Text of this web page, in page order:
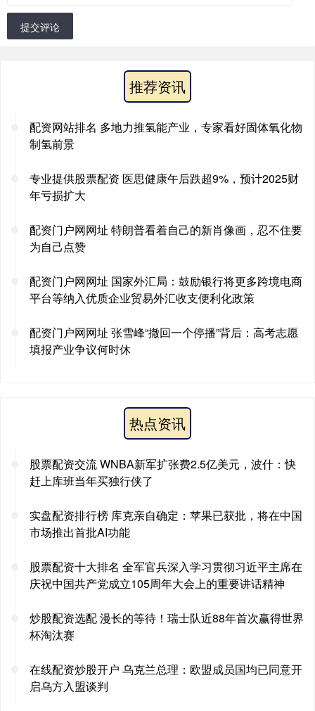
提交评论
推荐资讯
配资网站排名 多地力推氢能产业，专家看好固体氧化物
制氢前景
专业提供股票配资 医思健康午后跌超9%，预计2025财
年亏损扩大
配资门户网网址 特朗普看着自己的新肖像画，忍不住要
为自己点赞
配资门户网网址 国家外汇局：鼓励银行将更多跨境电商
平台等纳入优质企业贸易外汇收支便利化政策
配资门户网网址 张雪峰“撤回一个停播”背后：高考志愿
填报产业争议何时休
热点资讯
股票配资交流 WNBA新军扩张费2.5亿美元，波什：快
赶上库班当年买独行侠了
实盘配资排行榜 库克亲自确定：苹果已获批，将在中国
市场推出首批AI功能
股票配资十大排名 全军官兵深入学习贯彻习近平主席在
庆祝中国共产党成立105周年大会上的重要讲话精神
炒股配资选配 漫长的等待！瑞士队近88年首次赢得世界
杯淘汰赛
在线配资炒股开户 乌克兰总理：欧盟成员国均已同意开
启乌方入盟谈判